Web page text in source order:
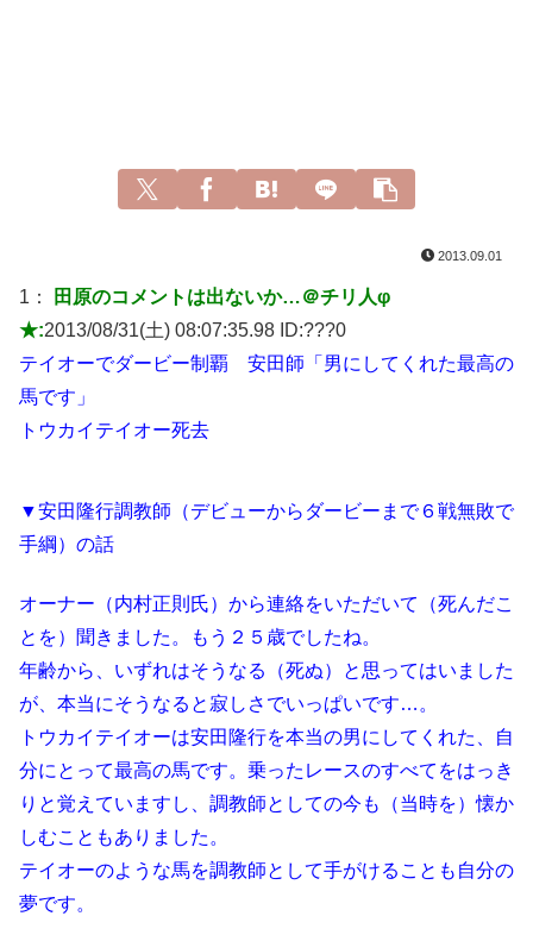
2013.09.01
1：
田原のコメントは出ないか…＠チリ人φ
★:2013/08/31(土) 08:07:35.98 ID:???0
テイオーでダービー制覇 安田師「男にしてくれた最高の
馬です」
トウカイテイオー死去
▼安田隆行調教師（デビューからダービーまで６戦無敗で
手綱）の話
オーナー（内村正則氏）から連絡をいただいて（死んだこ
とを）聞きました。もう２５歳でしたね。
年齢から、いずれはそうなる（死ぬ）と思ってはいました
が、本当にそうなると寂しさでいっぱいです…。
トウカイテイオーは安田隆行を本当の男にしてくれた、自
分にとって最高の馬です。乗ったレースのすべてをはっき
りと覚えていますし、調教師としての今も（当時を）懐か
しむこともありました。
テイオーのような馬を調教師として手がけることも自分の
夢です。